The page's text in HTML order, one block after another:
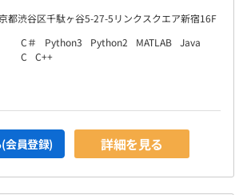
都渋谷区千駄ヶ谷5-27-5リンクスクエア新宿16F
C＃ Python3 Python2 MATLAB Java
C
C++
会員登録) 詳細を見る